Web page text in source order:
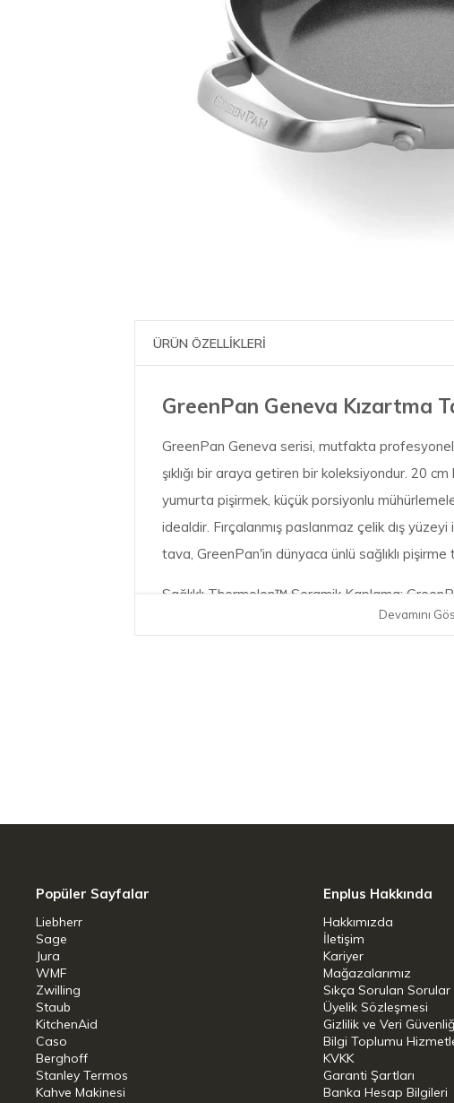
ÜRÜN ÖZELLİKLERİ
GreenPan Geneva Kızartma
GreenPan Geneva serisi, mutfakta profesyonel
şıklığı bir araya getiren bir koleksiyondur. 20
yumurta pişirmek, küçük porsiyonlu
idealdir. Fırçalanmış paslanmaz çelik dış
tava, GreenPan'in dünyaca ünlü sağlıklı pişirme
Sağlıklı Thermolon™ Seramik Kaplama:
güçlendirilmiş Thermolon™ seramik yapışmaz
İndüksiyon Uyumlu Magneto™ Taban: Tüm
ve özellikle indüksiyon ocaklarda maksimum
tavanın formunu korur ve bükülmesini önler.
Malzeme: Paslanmaz Çelik (3-Ply)
Devamını
Popüler Sayfalar
Liebherr
Sage
Jura
WMF
Zwilling
Staub
KitchenAid
Caso
Berghoff
Stanley Termos
Kahve Makinesi
Enplus Hakkında
Hakkımızda
İletişim
Kariyer
Mağazalarımız
Sıkça Sorulan Sorular
Üyelik Sözleşmesi
Gizlilik ve Veri
Bilgi Toplumu
KVKK
Garanti Şartları
Banka Hesap Bilgileri